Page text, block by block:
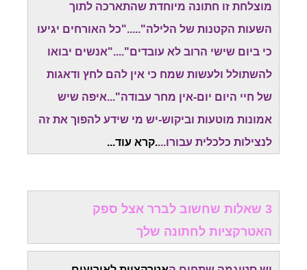
מוצלחת זו חתונה מיוחדת שהתארכה לתוך
השעות הקטנות של הלילה"....."כל האורחים יגיעו
כי ביום שישי הרוב לא עובדים"...."אנשים יבואו
להשתולל ולעשות שמח כי אין להם לחץ ודאגות
של חיי היום יום-אין מחר עבודה"...איפה שיש
אמונות מוטעות וביקוש-יש מי שידע להפוך את זה
לנצילות כלכלית עבורו....קרא עוד...
3 שאלות שחשוב לברר אצל ספק
האטרקציות לחתונה שלך